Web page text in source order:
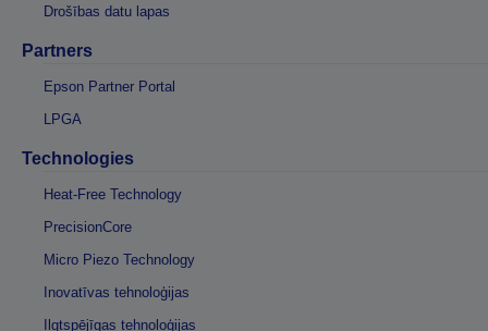
Drošības datu lapas
Partners
Epson Partner Portal
LPGA
Technologies
Heat-Free Technology
PrecisionCore
Micro Piezo Technology
Inovatīvas tehnoloģijas
Ilgtspējīgas tehnoloģijas